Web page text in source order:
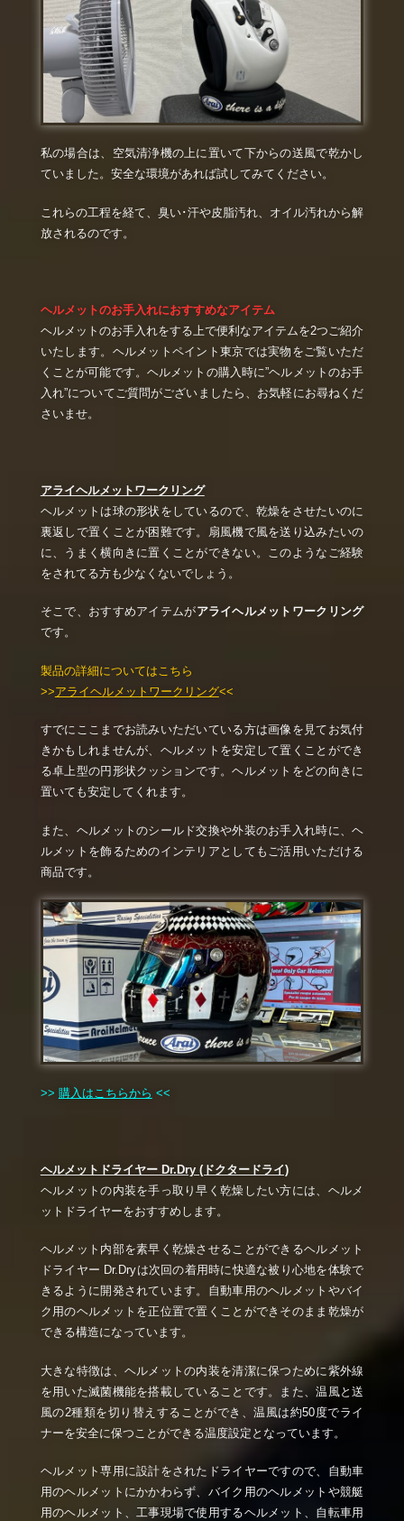
私の場合は、空気清浄機の上に置いて下からの送風で乾かし
ていました。安全な環境があれば試してみてください。
これらの工程を経て、臭い･汗や皮脂汚れ、オイル汚れから解
放されるのです。
ヘルメットのお手入れにおすすめなアイテム
ヘルメットのお手入れをする上で便利なアイテムを2つご紹介
いたします。ヘルメットペイント東京では実物をご覧いただ
くことが可能です。ヘルメットの購入時に”ヘルメットのお手
入れ”についてご質問がございましたら、お気軽にお尋ねくだ
さいませ。
アライヘルメットワークリング
ヘルメットは球の形状をしているので、乾燥をさせたいのに
裏返しで置くことが困難です。扇風機で風を送り込みたいの
に、うまく横向きに置くことができない。このようなご経験
をされてる方も少なくないでしょう。
そこで、おすすめアイテムがアライヘルメットワークリング
です。
製品の詳細についてはこちら
>>アライヘルメットワークリング<<
すでにここまでお読みいただいている方は画像を見てお気付
きかもしれませんが、ヘルメットを安定して置くことができ
る卓上型の円形状クッションです。ヘルメットをどの向きに
置いても安定してくれます。
また、ヘルメットのシールド交換や外装のお手入れ時に、ヘ
ルメットを飾るためのインテリアとしてもご活用いただける
商品です。
>> 購入はこちらから <<
ヘルメットドライヤー Dr.Dry (ドクタードライ)
ヘルメットの内装を手っ取り早く乾燥したい方には、ヘルメ
ットドライヤーをおすすめします。
ヘルメット内部を素早く乾燥させることができるヘルメット
ドライヤー Dr.Dryは次回の着用時に快適な被り心地を体験で
きるように開発されています。自動車用のヘルメットやバイ
ク用のヘルメットを正位置で置くことができそのまま乾燥が
できる構造になっています。
大きな特徴は、ヘルメットの内装を清潔に保つために紫外線
を用いた滅菌機能を搭載していることです。また、温風と送
風の2種類を切り替えすることができ、温風は約50度でライ
ナーを安全に保つことができる温度設定となっています。
ヘルメット専用に設計をされたドライヤーですので、自動車
用のヘルメットにかかわらず、バイク用のヘルメットや競艇
用のヘルメット、工事現場で使用するヘルメット、自転車用